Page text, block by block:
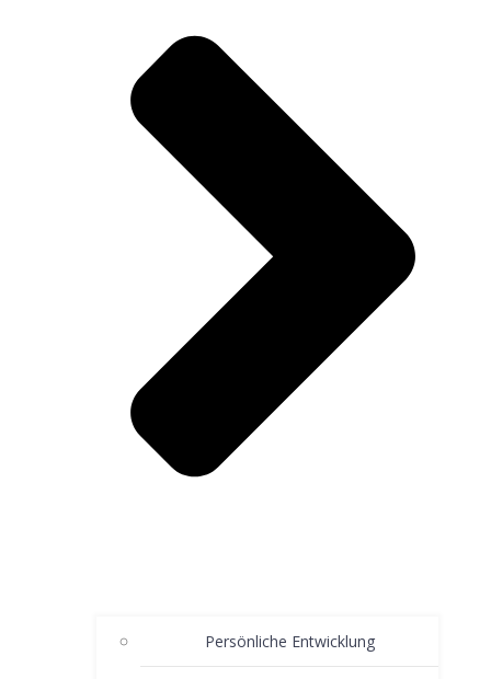
Persönliche Entwicklung